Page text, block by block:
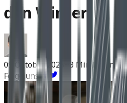
den Winter
09 Oktober 2025
~3 Min Lesen
Folge uns: